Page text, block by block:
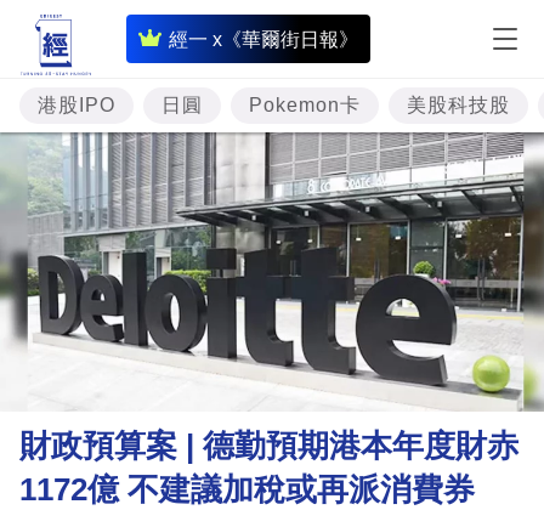
經一 x《華爾街日報》
即
時
財
經
專
題
投
資
樓
市
財
商
港股IPO 日圓 Pokemon卡 美股科技股
財政預算案 | 德勤預期港本年度財赤
1172億 不建議加稅或再派消費券